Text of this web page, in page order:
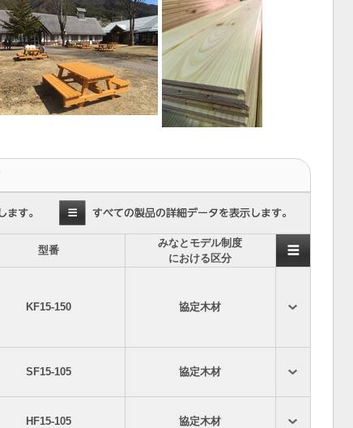
型番
みなとモデル制度
における区分
KF15-150 協定木材
SF15-105 協定木材
HF15-105 協定木材